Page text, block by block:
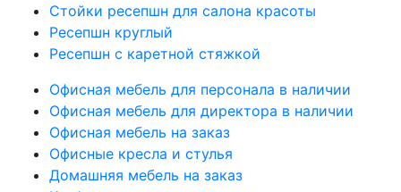
Стойки ресепшн для салона красоты
Ресепшн круглый
Ресепшн с каретной стяжкой
Офисная мебель для персонала в наличии
Офисная мебель для директора в наличии
Офисная мебель на заказ
Офисные кресла и стулья
Домашняя мебель на заказ